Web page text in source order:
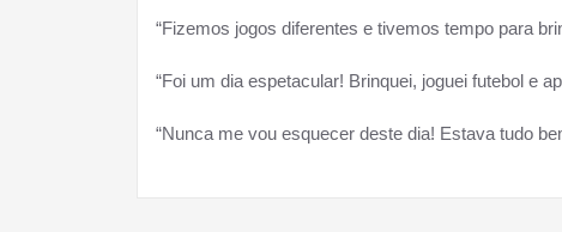
“Fizemos jogos diferentes e tivemos tempo para
“Foi um dia espetacular! Brinquei, joguei futebol e
“Nunca me vou esquecer deste dia! Estava tudo